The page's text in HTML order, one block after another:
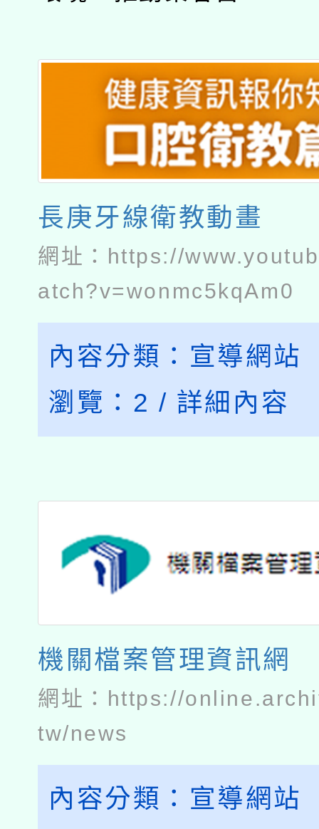
長庚牙線衛教動畫
網址：
https://
atch?v=wonmc5kqAm0
內容分類： 宣導網站
瀏覽： 2 / 詳細內容
機關檔案管理資訊網
網址： https://
tw/news
內容分類： 宣導網站